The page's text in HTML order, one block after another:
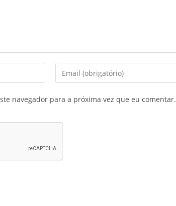
navegador para a próxima vez que eu comentar.